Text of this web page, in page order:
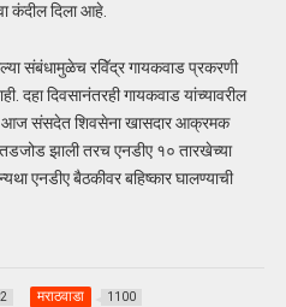
कंदील दिला आहे.
संबंधामुळेच रविॅद्र गायकवाड प्रकरणी
दहा दिवसानंतरही गायकवाड यांच्यावरील
आज संसदेत शिवसेना खासदार आक्रमक
झाली तरच एनडीए १० तारखेच्या
एनडीए बैठकीवर बहिष्कार घालण्याची
मराठवाडा 1100